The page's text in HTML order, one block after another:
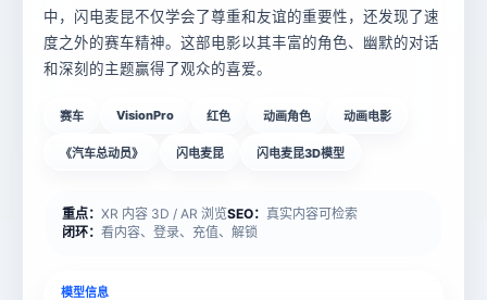
中，闪电麦昆不仅学会了尊重和友谊的重要性，还发现了速
度之外的赛车精神。这部电影以其丰富的角色、幽默的对话
和深刻的主题赢得了观众的喜爱。
赛车 VisionPro 红色 动画角色 动画电影
《汽车总动员》 闪电麦昆 闪电麦昆3D模型
重点： XR 内容 3D / AR 浏览SEO： 真实内容可检索
闭环： 看内容、登录、充值、解锁
模型信息